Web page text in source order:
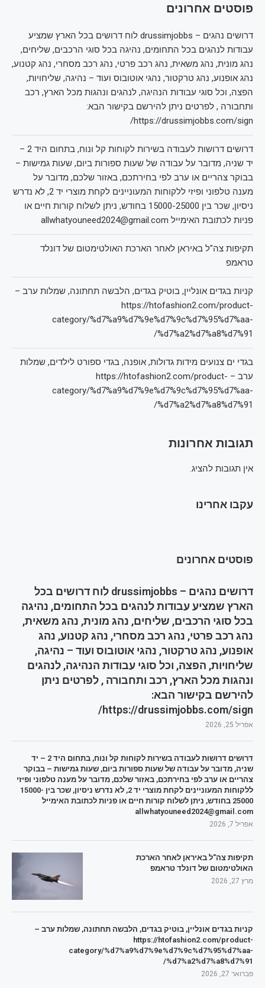
פוסטים אחרונים
דרושים נהגים – drussimjobbs לוח דרושים בכל הארץ שמציע
עבודות לנהגים בכל התחומים, נהיגה בכל סוגי הרכבים, שליחים,
נהג מונית, נהג משאית, נהג רכב פרטי, נהג רכב מסחרי, נהג קטנוע,
נהג אופנוע, נהג טרקטור, נהגי אוטובוס ועוד – נהיגה, שליחויות,
הפצה, וכל סוגי עבודות הנהיגה, לנהגים ונהגות מכל הארץ, רכב
ותחבורה , לפרטים ניתן להירשם בקישור הבא:
https://drussimjobbs.com/sign/
דרושים דרושות לעבודה בשירות לקוחות קל ונוח, בתחום היד 2 –
יד שניה, מדובר על עבודה של שעות ספורות ביום, שעות גמישות –
בבוקר צהריים או ערב לפי בחירתכם, באזור שלכם, מדובר על
מענה טלפוני ופיזי ללקוחות המעוניינים לקחת מוצרי יד 2, לא נדרש
ניסיון, שכר בין 15000-25000 בחודש, ניתן לשלוח קורות חיים או
פניות לכתובת האימייל allwhatyouneed2024@gmail.com
תקיפות צה"ל באיראן לאחר הארכת האולטימטום של דונלד
טראמפ
קניות בגדים אונליין, בוטיק בגדים, הלבשה תחתונה, שמלות ערב –
https://htofashion2.com/product-
category/%d7%a9%d7%9e%d7%9c%d7%95%d7%aa-
%d7%a2%d7%a8%d7%91/
בגדי ים צנועים מידות גדולות, אופנה, בגדי ספורט לילדים, שמלות
ערב – https://htofashion2.com/product-
category/%d7%a9%d7%9e%d7%9c%d7%95%d7%aa-
%d7%a2%d7%a8%d7%91/
תגובות אחרונות
אין תגובות להציג.
עקבו אחרינו
פוסטים אחרונים
דרושים נהגים – drussimjobbs לוח דרושים בכל
הארץ שמציע עבודות לנהגים בכל התחומים, נהיגה
בכל סוגי הרכבים, שליחים, נהג מונית, נהג משאית,
נהג רכב פרטי, נהג רכב מסחרי, נהג קטנוע, נהג
אופנוע, נהג טרקטור, נהגי אוטובוס ועוד – נהיגה,
שליחויות, הפצה, וכל סוגי עבודות הנהיגה, לנהגים
ונהגות מכל הארץ, רכב ותחבורה , לפרטים ניתן
להירשם בקישור הבא:
https://drussimjobbs.com/sign/
אפריל 25, 2026
דרושים דרושות לעבודה בשירות לקוחות קל ונוח, בתחום היד 2 – יד
שניה, מדובר על עבודה של שעות ספורות ביום, שעות גמישות – בבוקר
צהריים או ערב לפי בחירתכם, באזור שלכם, מדובר על מענה טלפוני ופיזי
ללקוחות המעוניינים לקחת מוצרי יד 2, לא נדרש ניסיון, שכר בין 15000-
25000 בחודש, ניתן לשלוח קורות חיים או פניות לכתובת האימייל
allwhatyouneed2024@gmail.com
אפריל 7, 2026
תקיפות צה"ל באיראן לאחר הארכת
האולטימטום של דונלד טראמפ
מרץ 27, 2026
קניות בגדים אונליין, בוטיק בגדים, הלבשה תחתונה, שמלות ערב –
https://htofashion2.com/product-
category/%d7%a9%d7%9e%d7%9c%d7%95%d7%aa-
%d7%a2%d7%a8%d7%91/
פברואר 27, 2026